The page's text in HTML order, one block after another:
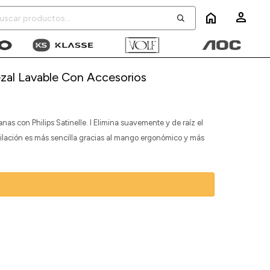
home
Lavable Con Accesorios
con Philips Satinelle. I Elimina suavemente y de raíz el
es más sencilla gracias al mango ergonómico y más